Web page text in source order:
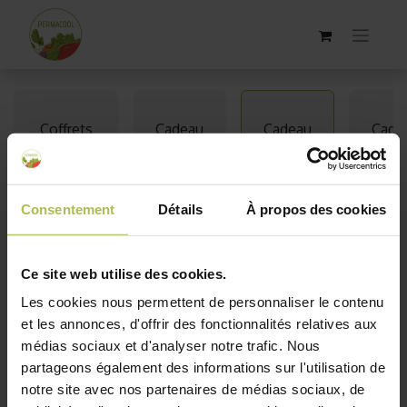
Consentement Détails À propos des cookies
Ce site web utilise des cookies.
Les cookies nous permettent de personnaliser le contenu
et les annonces, d'offrir des fonctionnalités relatives aux
médias sociaux et d'analyser notre trafic. Nous
partageons également des informations sur l'utilisation de
notre site avec nos partenaires de médias sociaux, de
Coffrets
jardinage
Cadeau
Cadeau
nature
Cadeau nature
Vous recherchez un cadeau sur le thème de la nature ?
pour reconnecter vos proches à l'environnement. Que ce
soit pour se lancer dans un compost, limiter les déchets,
créer un potager en ville, attirer les oiseaux ou encore
créer un terrarium, vous trouverez des idées inspirantes.
Idéal pour Noël, notre sélection spéciale vous permet